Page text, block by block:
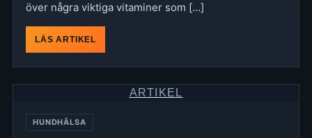
över några viktiga vitaminer som […]
LÄS ARTIKEL
ARTIKEL
HUNDHÄLSA